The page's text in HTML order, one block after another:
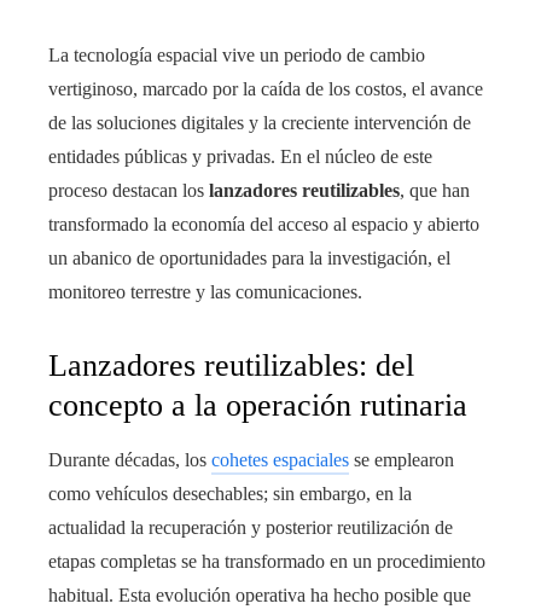
La tecnología espacial vive un periodo de cambio
vertiginoso, marcado por la caída de los costos, el avance
de las soluciones digitales y la creciente intervención de
entidades públicas y privadas. En el núcleo de este
proceso destacan los lanzadores reutilizables, que han
transformado la economía del acceso al espacio y abierto
un abanico de oportunidades para la investigación, el
monitoreo terrestre y las comunicaciones.
Lanzadores reutilizables: del
concepto a la operación rutinaria
Durante décadas, los cohetes espaciales se emplearon
como vehículos desechables; sin embargo, en la
actualidad la recuperación y posterior reutilización de
etapas completas se ha transformado en un procedimiento
habitual. Esta evolución operativa ha hecho posible que